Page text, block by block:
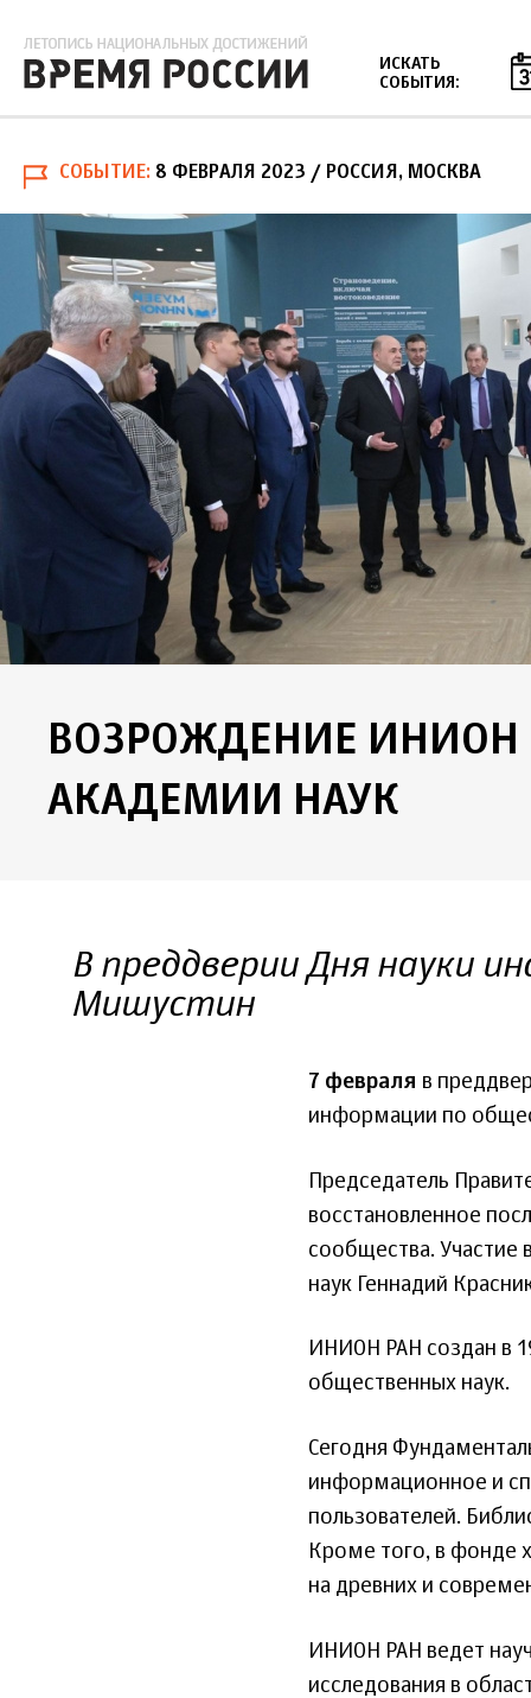
ИСКАТЬ
СОБЫТИЯ:
СОБЫТИЕ 8 ФЕВРАЛЯ 2023 / РОССИЯ, МОСКВА
ВОЗРОЖДЕНИЕ ИНИОН
АКАДЕМИИ НАУК
В преддверии Дня науки
Мишустин
7 февраля в
информации по
Председатель
восстановленное
сообщества. Участие
наук Геннадий
ИНИОН РАН создан в
общественных наук.
Сегодня
информационное и
пользователей.
Кроме того, в фонде
на древних и
ИНИОН РАН ведет
исследования в